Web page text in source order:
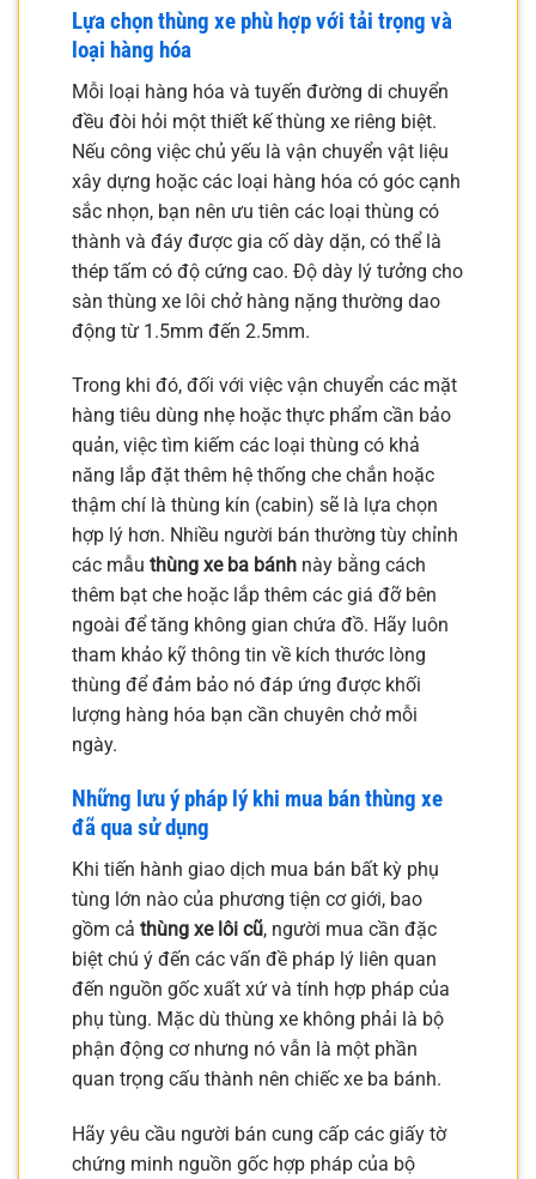
Lựa chọn thùng xe phù hợp với tải trọng và
loại hàng hóa
Mỗi loại hàng hóa và tuyến đường di chuyển
đều đòi hỏi một thiết kế thùng xe riêng biệt.
Nếu công việc chủ yếu là vận chuyển vật liệu
xây dựng hoặc các loại hàng hóa có góc cạnh
sắc nhọn, bạn nên ưu tiên các loại thùng có
thành và đáy được gia cố dày dặn, có thể là
thép tấm có độ cứng cao. Độ dày lý tưởng cho
sàn thùng xe lôi chở hàng nặng thường dao
động từ 1.5mm đến 2.5mm.
Trong khi đó, đối với việc vận chuyển các mặt
hàng tiêu dùng nhẹ hoặc thực phẩm cần bảo
quản, việc tìm kiếm các loại thùng có khả
năng lắp đặt thêm hệ thống che chắn hoặc
thậm chí là thùng kín (cabin) sẽ là lựa chọn
hợp lý hơn. Nhiều người bán thường tùy chỉnh
các mẫu thùng xe ba bánh này bằng cách
thêm bạt che hoặc lắp thêm các giá đỡ bên
ngoài để tăng không gian chứa đồ. Hãy luôn
tham khảo kỹ thông tin về kích thước lòng
thùng để đảm bảo nó đáp ứng được khối
lượng hàng hóa bạn cần chuyên chở mỗi
ngày.
Những lưu ý pháp lý khi mua bán thùng xe
đã qua sử dụng
Khi tiến hành giao dịch mua bán bất kỳ phụ
tùng lớn nào của phương tiện cơ giới, bao
gồm cả thùng xe lôi cũ, người mua cần đặc
biệt chú ý đến các vấn đề pháp lý liên quan
đến nguồn gốc xuất xứ và tính hợp pháp của
phụ tùng. Mặc dù thùng xe không phải là bộ
phận động cơ nhưng nó vẫn là một phần
quan trọng cấu thành nên chiếc xe ba bánh.
Hãy yêu cầu người bán cung cấp các giấy tờ
chứng minh nguồn gốc hợp pháp của bộ